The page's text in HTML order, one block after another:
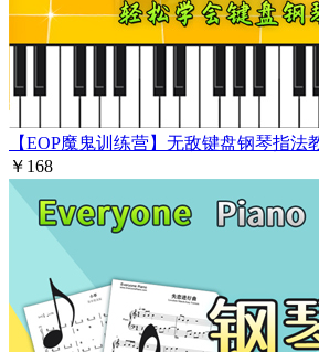
【EOP魔鬼训练营】无敌键盘钢琴指法
￥168